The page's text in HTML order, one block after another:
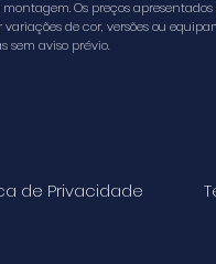
Os preços
de cor, versões ou
sem aviso prévio.
de Privacidade